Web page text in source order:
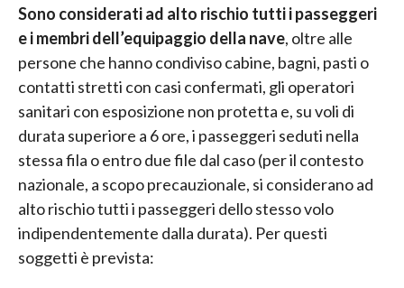
Sono considerati ad alto rischio tutti i passeggeri
e i membri dell’equipaggio della nave, oltre alle
persone che hanno condiviso cabine, bagni, pasti o
contatti stretti con casi confermati, gli operatori
sanitari con esposizione non protetta e, su voli di
durata superiore a 6 ore, i passeggeri seduti nella
stessa fila o entro due file dal caso (per il contesto
nazionale, a scopo precauzionale, si considerano ad
alto rischio tutti i passeggeri dello stesso volo
indipendentemente dalla durata). Per questi
soggetti è prevista: